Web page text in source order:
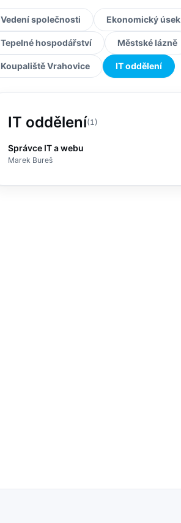
Vedení společnosti Ekonomický úsek
Tepelné hospodářství Městské lázně
Koupaliště Vrahovice IT oddělení
IT oddělení(1)
Správce IT a webu
Marek Bureš